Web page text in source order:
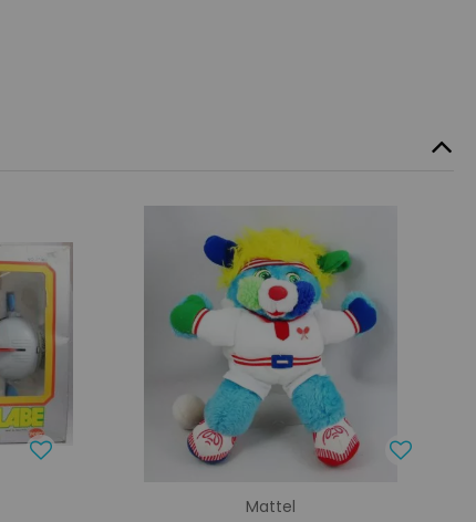
Mattel